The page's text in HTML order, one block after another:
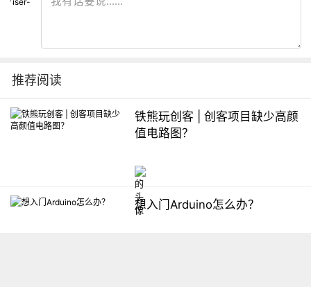
推荐阅读
铁熊玩创客 | 创客项目缺少高颜
值电路图？
想入门Arduino怎么办？